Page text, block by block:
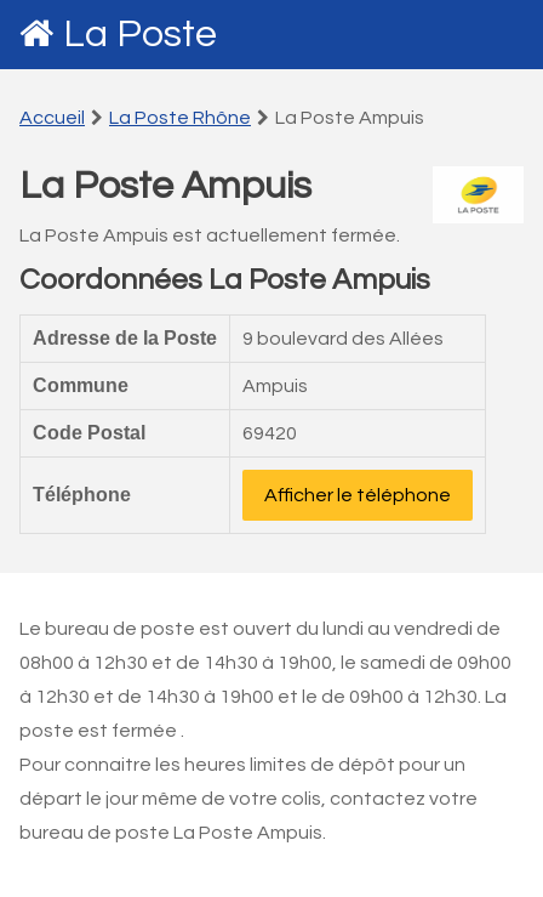
La Poste
Accueil La Poste Rhône La Poste Ampuis
La Poste Ampuis
La Poste Ampuis est actuellement fermée.
Coordonnées La Poste Ampuis
Adresse de la Poste 9 boulevard des Allées
Commune Ampuis
Code Postal 69420
Téléphone Afficher le téléphone
Le bureau de poste est ouvert du lundi au vendredi de
08h00 à 12h30 et de 14h30 à 19h00, le samedi de 09h00
à 12h30 et de 14h30 à 19h00 et le de 09h00 à 12h30. La
poste est fermée .
Pour connaitre les heures limites de dépôt pour un
départ le jour même de votre colis, contactez votre
bureau de poste La Poste Ampuis.